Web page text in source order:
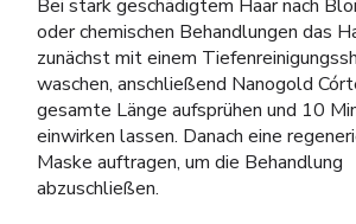
Bei stark geschädigtem Haar nach
oder chemischen Behandlungen das
zunächst mit einem
waschen, anschließend Nanogold
gesamte Länge aufsprühen und 10
einwirken lassen. Danach eine
Maske auftragen, um die Behandlung
abzuschließen.